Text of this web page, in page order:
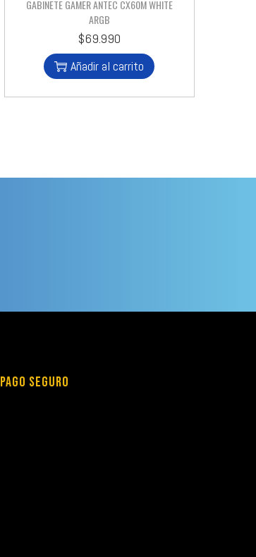
GABINETE GAMER ANTEC CX60M WHITE
ARGB
$69.990
Añadir al carrito
PAGO SEGURO